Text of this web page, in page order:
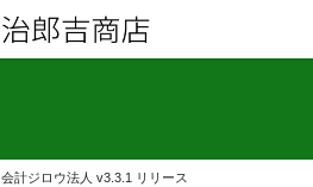
会計ジロウ法人 v3.3.1 リリース